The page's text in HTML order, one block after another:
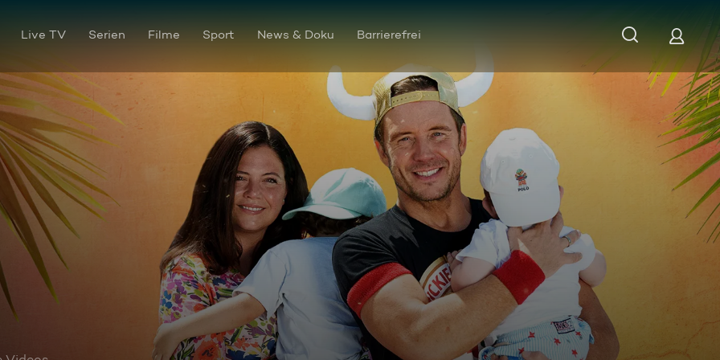
Live TV Serien Filme Sport News & Doku Barrierefrei